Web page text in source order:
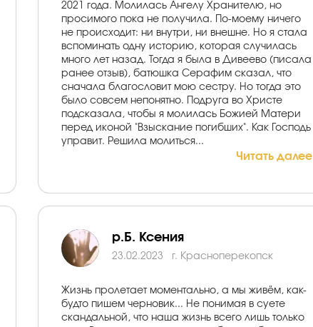
2021 года. Молилась Ангелу Хранителю, но
просимого пока не получила. По-моему ничего
не происходит: ни внутри, ни внешне. Но я стала
вспоминать одну историю, которая случилась
много лет назад. Тогда я была в Дивеево (писала
ранее отзыв), батюшка Серафим сказал, что
сначала благословит мою сестру. Но тогда это
было совсем непонятно. Подруга во Христе
подсказала, чтобы я молилась Божией Матери
перед иконой "Взыскание погибших". Как Господь
управит. Решила молиться...
Читать далее
р.Б. Ксения
23.02.2023 г. Красноперекопск
Жизнь пролетает моментально, а мы живём, как-
будто пишем черновик... Не понимая в суете
скандальной, что наша жизнь всего лишь только